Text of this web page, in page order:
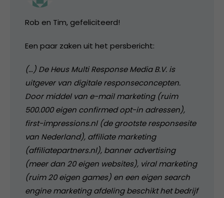
Rob en Tim, gefeliciteerd!
Een paar zaken uit het persbericht:
(…) De Heus Multi Response Media B.V. is
uitgever van digitale responseconcepten.
Door middel van e-mail marketing (ruim
500.000 eigen confirmed opt-in adressen),
first-impressions.nl (de grootste responsesite
van Nederland), affiliate marketing
(affiliatepartners.nl), banner advertising
(meer dan 20 eigen websites), viral marketing
(ruim 20 eigen games) en een eigen search
engine marketing afdeling beschikt het bedrijf